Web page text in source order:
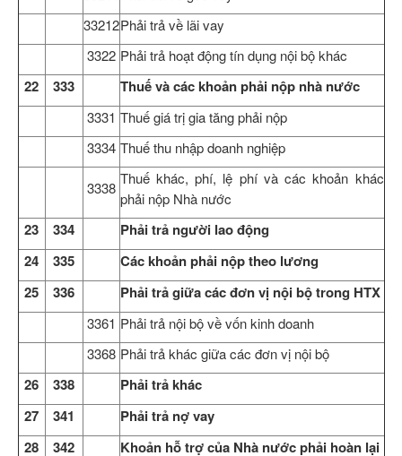
33212Phải trả về lãi vay
3322 Phải trả hoạt động tín dụng nội bộ khác
22 333 Thuế và các khoản phải nộp nhà nước
3331 Thuế giá trị gia tăng phải nộp
3334 Thuế thu nhập doanh nghiệp
3338
Thuế khác, phí, lệ phí và các khoản khác
phải nộp Nhà nước
23 334
Phải trả người lao động
24
335
Các khoản phải nộp theo lương
25
336 Phải trả giữa các đơn vị nội bộ trong HTX
3361 Phải trả nội bộ về vốn kinh doanh
3368 Phải trả khác giữa các đơn vị nội bộ
26 338
Phải trả khác
27
341
Phải trả nợ vay
28
342 Khoản hỗ trợ của Nhà nước phải hoàn lại